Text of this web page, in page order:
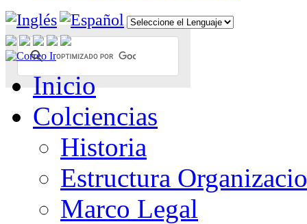
Inicio
Colciencias
Historia
Estructura
Marco Legal